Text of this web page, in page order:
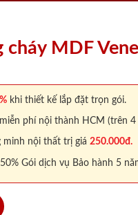
cháy MDF
khi thiết kế lắp đặt trọn gói.
miễn phí nội thành HCM (trên 4
minh nội thất trị giá 250.000đ.
Gói dịch vụ Bảo hành 5